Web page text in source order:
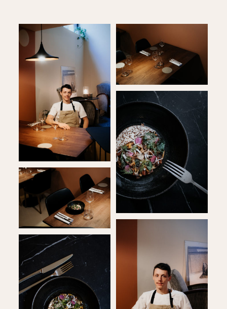
CONTACT